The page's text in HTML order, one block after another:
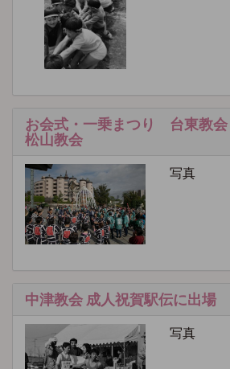
お会式・一乗まつり 台東教
松山教会
写真
中津教会 成人祝賀駅伝に出場
写真